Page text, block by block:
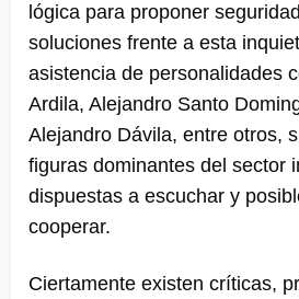
lógica para proponer
soluciones frente a esta
asistencia de personalidades
Ardila, Alejandro Santo
Alejandro Dávila, entre otros,
figuras dominantes del sector
dispuestas a escuchar y
cooperar.
Ciertamente existen críticas,